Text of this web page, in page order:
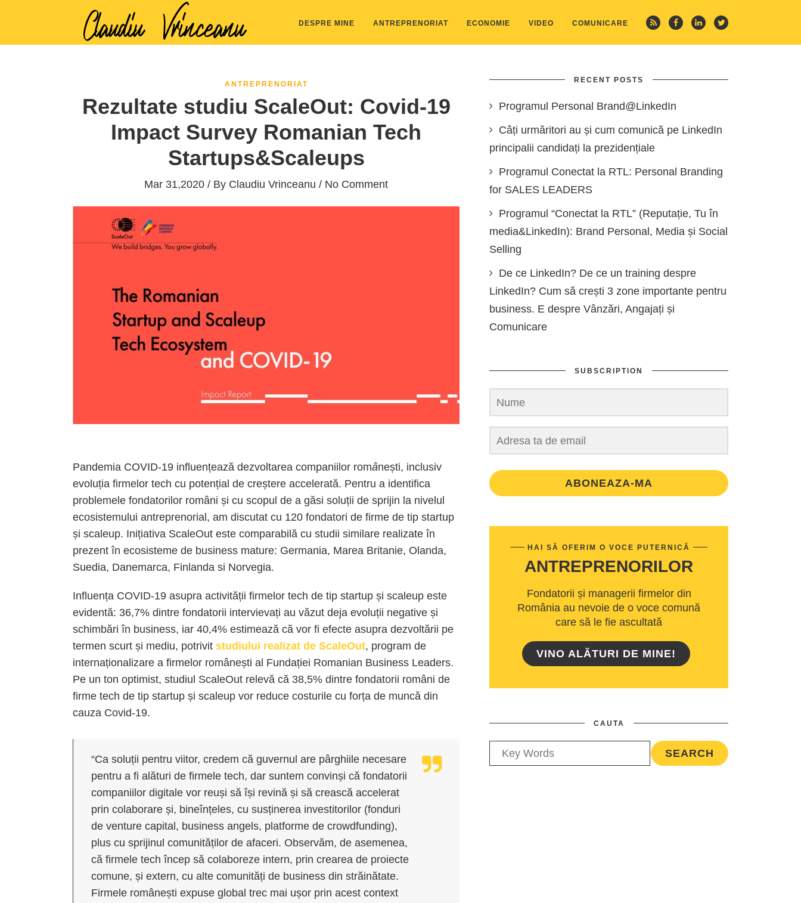
DESPRE MINE ANTREPRENORIAT ECONOMIE VIDEO COMUNICARE
ANTREPRENORIAT
Rezultate studiu ScaleOut: Covid-19
Impact Survey Romanian Tech
Startups&Scaleups
Mar 31,2020 / By Claudiu Vrinceanu / No Comment
Pandemia COVID-19 influențează dezvoltarea companiilor românești, inclusiv
evoluția firmelor tech cu potențial de creștere accelerată. Pentru a identifica
problemele fondatorilor români și cu scopul de a găsi soluții de sprijin la nivelul
ecosistemului antreprenorial, am discutat cu 120 fondatori de firme de tip startup
și scaleup. Inițiativa ScaleOut este comparabilă cu studii similare realizate în
prezent în ecosisteme de business mature: Germania, Marea Britanie, Olanda,
Suedia, Danemarca, Finlanda si Norvegia.
Influența COVID-19 asupra activității firmelor tech de tip startup și scaleup este
evidentă: 36,7% dintre fondatorii intervievați au văzut deja evoluții negative și
schimbări în business, iar 40,4% estimează că vor fi efecte asupra dezvoltării pe
termen scurt și mediu, potrivit studiului realizat de ScaleOut, program de
internaționalizare a firmelor românești al Fundației Romanian Business Leaders.
Pe un ton optimist, studiul ScaleOut relevă că 38,5% dintre fondatorii români de
firme tech de tip startup și scaleup vor reduce costurile cu forța de muncă din
cauza Covid-19.
“Ca soluții pentru viitor, credem că guvernul are pârghiile necesare
pentru a fi alături de firmele tech, dar suntem convinși că fondatorii
companiilor digitale vor reuși să își revină și să crească accelerat
prin colaborare și, bineînțeles, cu susținerea investitorilor (fonduri
de venture capital, business angels, platforme de crowdfunding),
plus cu sprijinul comunităților de afaceri. Observăm, de asemenea,
că firmele tech încep să colaboreze intern, prin crearea de proiecte
comune, și extern, cu alte comunități de business din străinătate.
Firmele românești expuse global trec mai ușor prin acest context
RECENT POSTS
Programul Personal Brand@LinkedIn
Câți urmăritori au și cum comunică pe LinkedIn
principalii candidați la prezidențiale
Programul Conectat la RTL: Personal Branding
for SALES LEADERS
Programul “Conectat la RTL” (Reputație, Tu în
media&LinkedIn): Brand Personal, Media și Social
Selling
De ce LinkedIn? De ce un training despre
LinkedIn? Cum să crești 3 zone importante pentru
business. E despre Vânzări, Angajați și
Comunicare
SUBSCRIPTION
ABONEAZA-MA
HAI SĂ OFERIM O VOCE PUTERNICĂ
ANTREPRENORILOR
Fondatorii și managerii firmelor din
România au nevoie de o voce comună
care să le fie ascultată
VINO ALĂTURI DE MINE!
CAUTA